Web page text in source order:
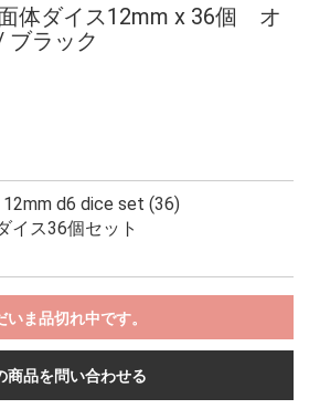
体ダイス12mm x 36個 オ
ブラック
d6 dice set (36)
イス36個セット
いま品切れ中です。
商品を問い合わせる